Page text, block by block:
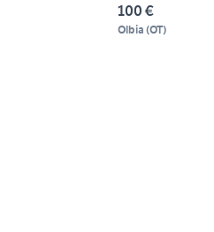
100 €
Olbia (OT)